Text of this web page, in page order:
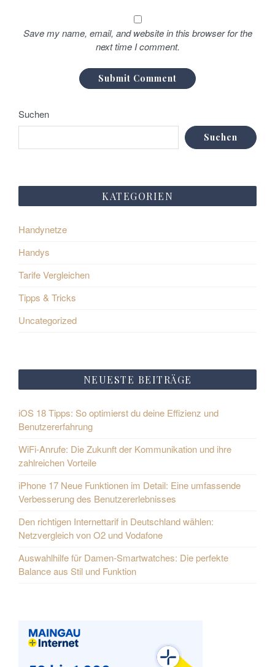
Save my name, email, and website in this browser for the
next time I comment.
Suchen
Suchen
KATEGORIEN
Handynetze
Handys
Tarife Vergleichen
Tipps & Tricks
Uncategorized
NEUESTE BEITRÄGE
iOS 18 Tipps: So optimierst du deine Effizienz und
Benutzererfahrung
WiFi-Anrufe: Die Zukunft der Kommunikation und ihre
zahlreichen Vorteile
iPhone 17 Neue Funktionen im Detail: Eine umfassende
Verbesserung des Benutzererlebnisses
Den richtigen Internettarif in Deutschland wählen:
Netzvergleich von O2 und Vodafone
Auswahlhilfe für Damen-Smartwatches: Die perfekte
Balance aus Stil und Funktion